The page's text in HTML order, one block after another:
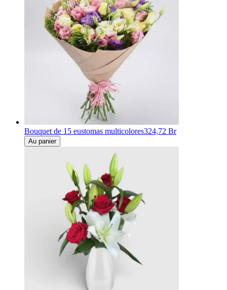
Bouquet de 15 eustomas multicolores324,72 Br
Au panier